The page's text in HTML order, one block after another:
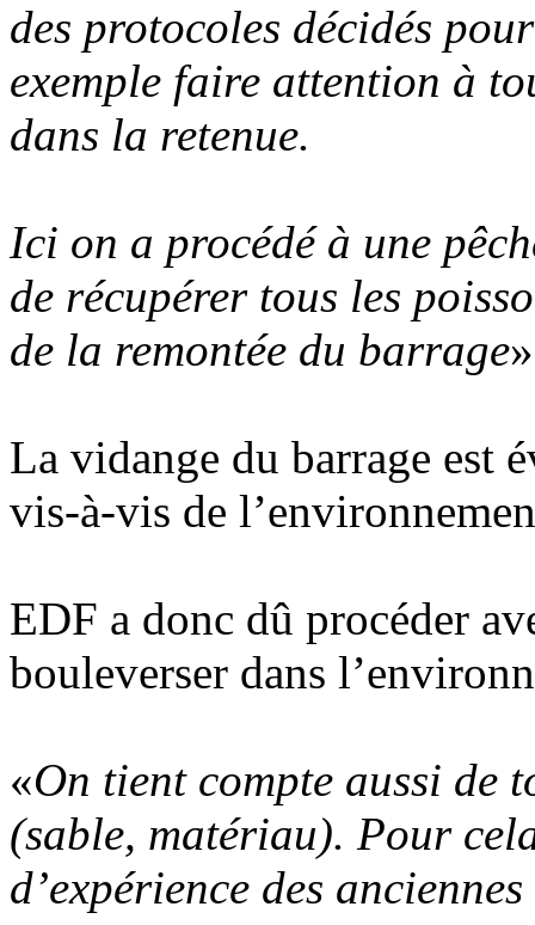
des protocoles décidés
exemple faire attention à
dans la retenue.
Ici on a procédé à une
de récupérer tous les
de la remontée du barrage
La vidange du barrage est
vis-à-vis de
EDF a donc dû procéder
bouleverser dans
«On tient compte aussi de
(sable, matériau). Pour
d’expérience des